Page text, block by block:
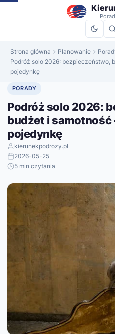
do
Strona główna Planowanie
Podróż solo 2026: bezpieczeństwo,
pojedynkę
PORADY
Podróż solo 2026:
budżet i samotność
pojedynkę
kierunekpodrozy.pl
2026-05-25
5 min czytania